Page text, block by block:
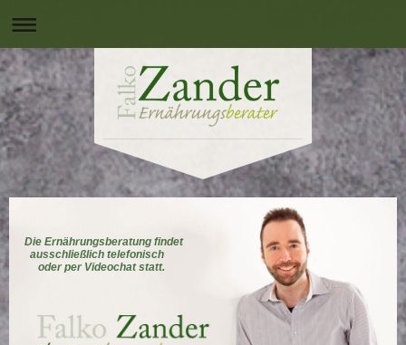
Die Ernährungsberatung findet
ausschließlich telefonisch
oder per Videochat statt.